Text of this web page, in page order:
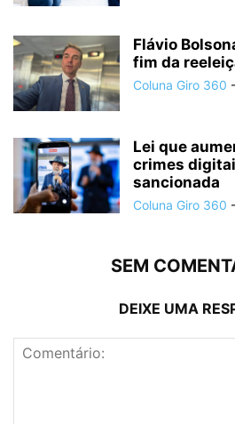
Flávio
fim da
Coluna Giro 360 -
Lei que
crimes
sancionada
Coluna Giro 360 -
SEM
DEIXE UMA